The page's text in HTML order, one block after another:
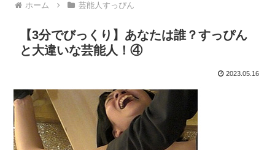
ホーム 芸能人すっぴん
【3分でびっくり】あなたは誰？すっぴん
と大違いな芸能人！④
2023.05.16